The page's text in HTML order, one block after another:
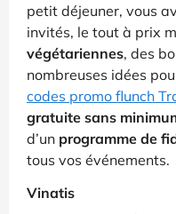
petit déjeuner, vous
invités, le tout à prix
végétariennes, des
nombreuses idées
codes promo flunch
gratuite sans
d’un programme de
tous vos événements.
Vinatis